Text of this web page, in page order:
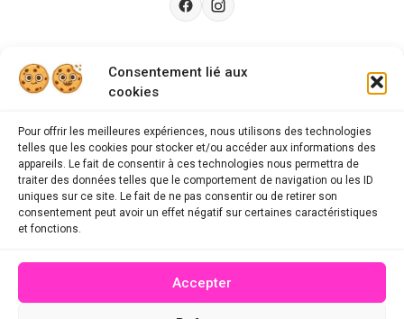
Consentement lié aux
cookies
Pour offrir les meilleures expériences, nous utilisons des technologies
telles que les cookies pour stocker et/ou accéder aux informations des
appareils. Le fait de consentir à ces technologies nous permettra de
traiter des données telles que le comportement de navigation ou les ID
uniques sur ce site. Le fait de ne pas consentir ou de retirer son
consentement peut avoir un effet négatif sur certaines caractéristiques
et fonctions.
Accepter
FAQ
Mentions légales
Politique de confidentialité
Contact